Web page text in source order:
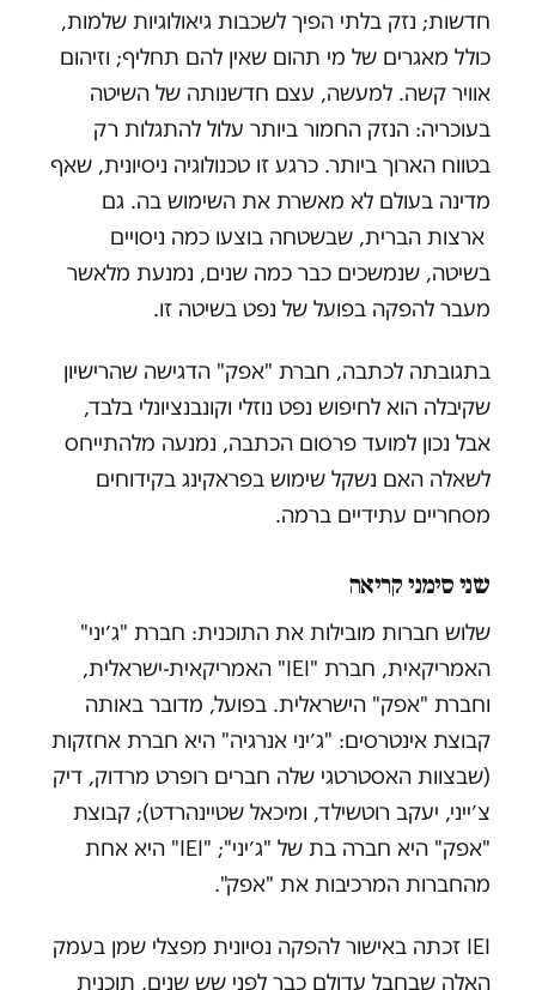
חדשות; נזק בלתי הפיך לשכבות גיאולוגיות שלמות,
כולל מאגרים של מי תהום שאין להם תחליף; וזיהום
אוויר קשה. למעשה, עצם חדשנותה של השיטה
בעוכריה: הנזק החמור ביותר עלול להתגלות רק
בטווח הארוך ביותר. כרגע זו טכנולוגיה ניסיונית, שאף
מדינה בעולם לא מאשרת את השימוש בה. גם
ארצות הברית, שבשטחה בוצעו כמה ניסויים
בשיטה, שנמשכים כבר כמה שנים, נמנעת מלאשר
מעבר להפקה בפועל של נפט בשיטה זו.
בתגובתה לכתבה, חברת "אפק" הדגישה שהרישיון
שקיבלה הוא לחיפוש נפט נוזלי וקונבנציונלי בלבד,
אבל נכון למועד פרסום הכתבה, נמנעה מלהתייחס
לשאלה האם נשקל שימוש בפראקינג בקידוחים
מסחריים עתידיים ברמה.
שני סימני קריאה
שלוש חברות מובילות את התוכנית: חברת "ג׳יני"
האמריקאית, חברת "IEI" האמריקאית-ישראלית,
וחברת "אפק" הישראלית. בפועל, מדובר באותה
קבוצת אינטרסים: "ג׳יני אנרגיה" היא חברת אחזקות
(שבצוות האסטרטגי שלה חברים רופרט מרדוק, דיק
צ׳ייני, יעקב רוטשילד, ומיכאל שטיינהרדט); קבוצת
"אפק" היא חברה בת של "ג׳יני"; "IEI" היא אחת
מהחברות המרכיבות את "אפק".
IEI זכתה באישור להפקה נסיונית מפצלי שמן בעמק
האלה שבחבל עדולם כבר לפני שש שנים, תוכנית